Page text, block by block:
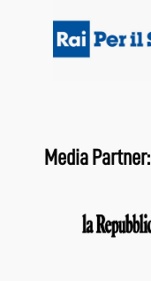
Media Partner: